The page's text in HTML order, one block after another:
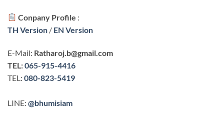
Conpany Profile :
TH Version / EN Version
E-Mail: Ratharoj.b@gmail.com
TEL:065-915-4416
TEL: 080-823-5419
LINE: @bhumisiam